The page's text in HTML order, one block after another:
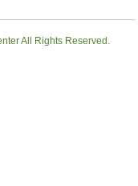
All Rights Reserved.